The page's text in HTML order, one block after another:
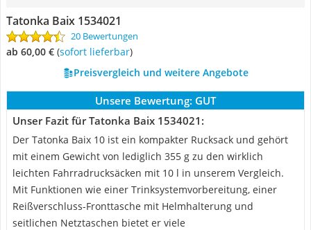
Tatonka Baix 1534021
20 Bewertungen
ab 60,00 € ( Sofort lieferbar)
Preisvergleich und weitere Angebote
Unsere Bewertung: GUT
Unser Fazit für Tatonka Baix 1534021:
Der Tatonka Baix 10 ist ein kompakter Rucksack und gehört
mit einem Gewicht von lediglich 355 g zu den wirklich
leichten Fahrradrucksäcken mit 10 l in unserem Vergleich.
Mit Funktionen wie einer Trinksystemvorbereitung, einer
Reißverschluss-Fronttasche mit Helmhalterung und
seitlichen Netztaschen bietet er viele